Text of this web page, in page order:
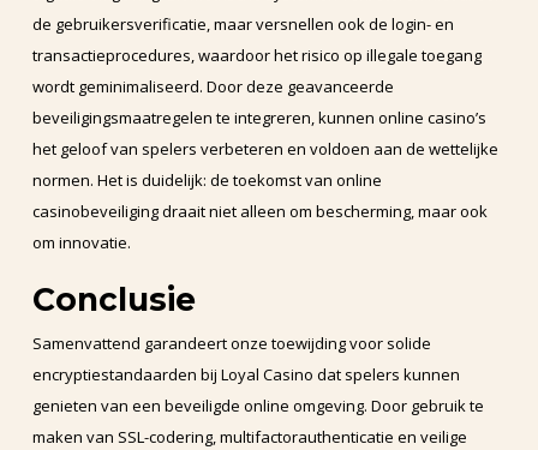
de gebruikersverificatie, maar versnellen ook de login- en
transactieprocedures, waardoor het risico op illegale toegang
wordt geminimaliseerd. Door deze geavanceerde
beveiligingsmaatregelen te integreren, kunnen online casino’s
het geloof van spelers verbeteren en voldoen aan de wettelijke
normen. Het is duidelijk: de toekomst van online
casinobeveiliging draait niet alleen om bescherming, maar ook
om innovatie.
Conclusie
Samenvattend garandeert onze toewijding voor solide
encryptiestandaarden bij Loyal Casino dat spelers kunnen
genieten van een beveiligde online omgeving. Door gebruik te
maken van SSL-codering, multifactorauthenticatie en veilige